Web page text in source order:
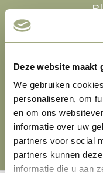
Deze website maakt
We gebruiken
personaliseren, om
en om ons
informatie over uw
partners voor social
partners kunnen
informatie die u aan
Niets
ontvang